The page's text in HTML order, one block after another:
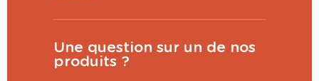
Une question sur un de nos
produits ?